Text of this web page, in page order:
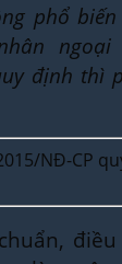
phổ
định thì
NĐ-CP